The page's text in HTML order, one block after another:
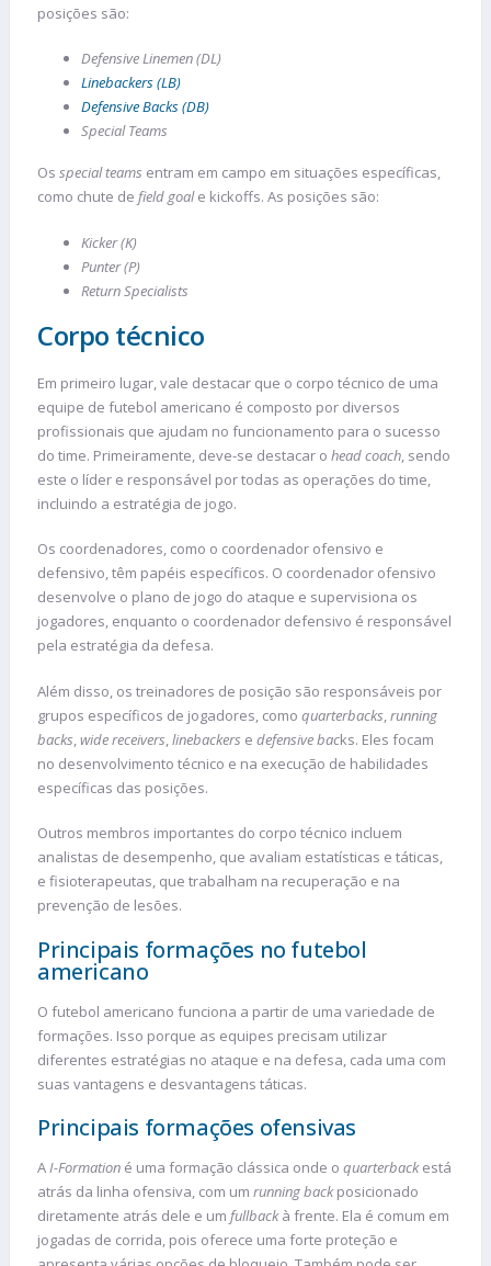
posições são:
Defensive Linemen (DL)
Linebackers (LB)
Defensive Backs (DB)
Special Teams
Os special teams entram em campo em situações específicas,
como chute de field goale kickoffs. As posições são:
Kicker (K)
Punter (P)
Return Specialists
Corpo técnico
Em primeiro lugar, vale destacar que o corpo técnico de uma
equipe de futebol americano é composto por diversos
profissionais que ajudam no funcionamento para o sucesso
do time. Primeiramente, deve-se destacar o head coach, sendo
este o líder e responsável por todas as operações do time,
incluindo a estratégia de jogo.
Os coordenadores, como o coordenador ofensivo e
defensivo, têm papéis específicos. O coordenador ofensivo
desenvolve o plano de jogo do ataque e supervisiona os
jogadores, enquanto o coordenador defensivo é responsável
pela estratégia da defesa.
Além disso, os treinadores de posição são responsáveis por
grupos específicos de jogadores, como quarterbacks,running
backs,wide receivers,linebackers e defensive backs. Eles focam
no desenvolvimento técnico e na execução de habilidades
específicas das posições.
Outros membros importantes do corpo técnico incluem
analistas de desempenho, que avaliam estatísticas e táticas,
e fisioterapeutas, que trabalham na recuperação e na
prevenção de lesões.
Principais formações no futebol
americano
O futebol americano funciona a partir de uma variedade de
formações. Isso porque as equipes precisam utilizar
diferentes estratégias no ataque e na defesa, cada uma com
suas vantagens e desvantagens táticas.
Principais formações ofensivas
AI-Formation é uma formação clássica onde o quarterbackestá
atrás da linha ofensiva, com um running backposicionado
diretamente atrás dele e um fullbackà frente. Ela é comum em
jogadas de corrida, pois oferece uma forte proteção e